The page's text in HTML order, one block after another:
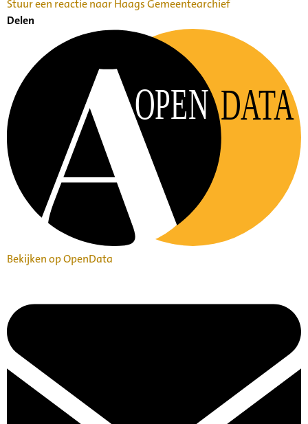
Stuur een reactie naar Haags Gemeentearchief
Delen
OPEN DATA
Bekijken op OpenData